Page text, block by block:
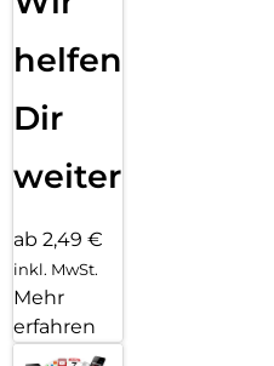
helfen
Dir
weiter
ab 2,49 €
inkl. MwSt.
Mehr
erfahren